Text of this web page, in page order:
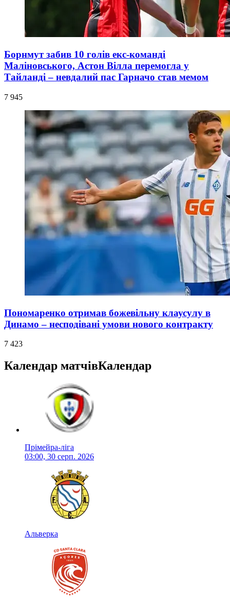
Борнмут забив 10 голів екс-команді
Маліновського, Астон Вілла перемогла у
Тайланді – невдалий пас Гарначо став мемом
7 945
Пономаренко отримав божевільну клаусулу в
Динамо – несподівані умови нового контракту
7 423
Календар матчівКалендар
Прімейра-ліга
03:00, 30 серп. 2026
Альверка